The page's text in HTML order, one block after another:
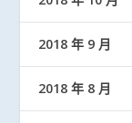
2018 年 9 月
2018 年 8 月